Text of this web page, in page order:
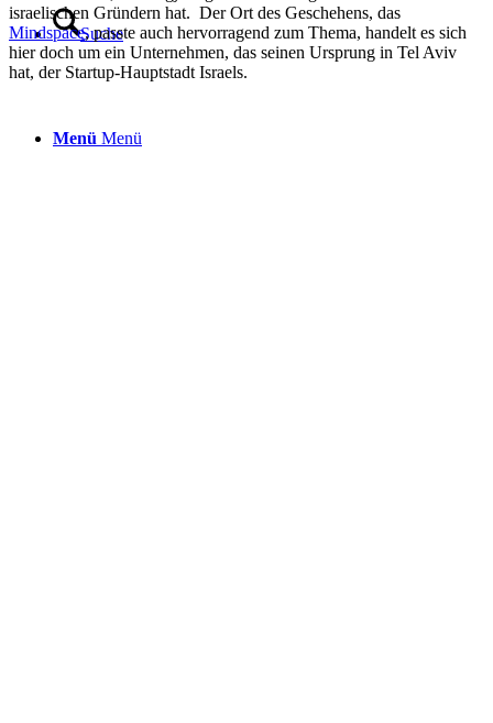
Suche
Menü Menü
israelischen Gründern hat. Der Ort des Geschehens, das
Mindspace, passte auch hervorragend zum Thema, handelt es sich
hier doch um ein Unternehmen, das seinen Ursprung in Tel Aviv
hat, der Startup-Hauptstadt Israels.